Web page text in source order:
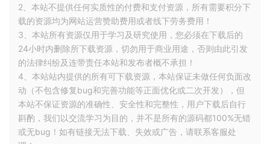
2、本站不提供任何实质性的付费和支付资源，所有需要积分下
载的资源均为网站运营赞助费用或者线下劳务费用！
3、本站所有资源仅用于学习及研究使用，您必须在下载后的
24小时内删除所下载资源，切勿用于商业用途，否则由此引发
的法律纠纷及连带责任本站和发布者概不承担！
4、本站站内提供的所有可下载资源，本站保证未做任何负面改
动（不包含修复bug和完善功能等正面优化或二次开发），但
本站不保证资源的准确性、安全性和完整性，用户下载后自行
斟酌，我们以交流学习为目的，并不是所有的源码都100%无错
或无bug！如有链接无法下载、失效或广告，请联系客服处